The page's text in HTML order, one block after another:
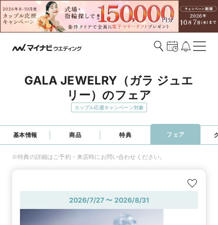
GALA JEWELRY（ガラ ジュエ
リー）のフェア
カップル応援キャンペーン対象
基本情報 商品 特典 フェア
※特典の詳細はご予約・来店時にお問い合わせください。
2026/7/27 〜 2026/8/31